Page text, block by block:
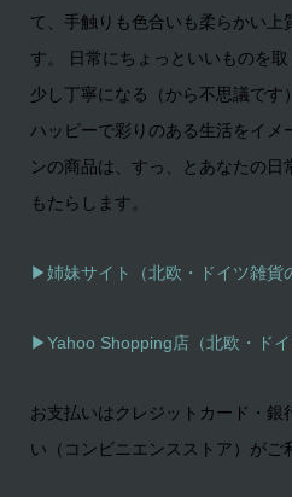
て、手触りも色合いも柔らかい上
す。 日常にちょっといいものを
少し丁寧になる（から不思議です
ハッピーで彩りのある生活をイメ
ンの商品は、すっ、とあなたの
もたらします。
▶姉妹サイト（北欧・ドイツ雑貨
▶Yahoo Shopping店（北欧・ド
お支払いはクレジットカード・
い（コンビニエンスストア）がご